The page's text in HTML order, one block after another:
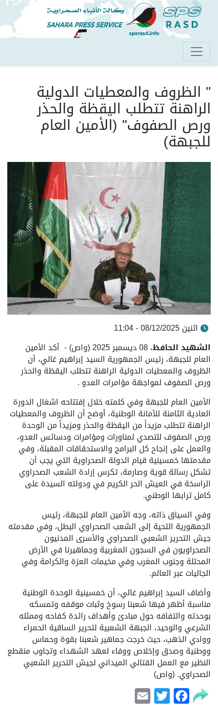
تجاوز
إلى
المحتوى
الرئيسي
" الظروف والمعطيات الدولية
الراهنة تتطلب اليقظة والحذر
ورص الصفوف" (الأمين العام
للجبهة)
اثنين 08/12/2025 - 11:04
الشهيد الحافظ
، 08 ديسمبر 2025 (واص) - أكد الأمين
العام للجبهة، رئيس الجمهورية السيد إبراهيم غالي، أن
الظروف والمعطيات الدولية الراهنة تتطلب اليقظة والحذر
ورص الصفوف لمواجهة مؤامرات العدو .
الأمين العام للجبهة وفي كلمته خلال إفتتاحه اشغال الدورة
العادية الثامنة للأمانة الوطنية، أوضح أن الظروف والمعطيات
الراهنة تتطلب مزيداً من اليقظة والحذر ومزيداً من الوحدة
ورص الصفوف للتصدي لمناورات ومؤامرات ودسائس العدو،
والعمل على إنجاح كل البرامج والاستحقاقات المقبلة، وفي
مقدمتها خمسينية قيام الدولة الصحراوية التي يجب أن
تشكل رسالة قوية وصارمة، تكرس إرادة الشعب الصحراوي
الراسخة في العيش الحر الكريم في ودولته السيدة على
كامل ترابها الوطني.
وفي السياق ذاته، وجه الأمين العام للجبهة، رئيس
الجمهورية التحية إلى الشعب الصحراوي البطل، وفي مقدمته
جيش التحرير الشعبي الصحراوي والأسرى المدنيون
الصحراويون في السجون المغربية وجماهيرنا في الأرض
المحتلة وجنوب المغرب وفي مخيمات العزة والكرامة وفي
الجاليات عبر العالم.
وأضاف السيد إبراهيم غالي، أن خمسينية الوحدة الوطنية
مناسبة أظهر فيها شعبنا رسوخ وثبات موقفه وتمسكه
بوحدته والتفافه حول مبادئ وأهداف رائدة كفاحه وممثله
الشرعي والوحيد، الجبهة الشعبية لتحرير الساقية الحمراء
ووادي الذهب، حيث خرجت جماهير شعبنا بقوة وحماس
ووطنية وصدق وإخلاص ووفاء لعهد الشهداء وتجاوب منقطع
النظير مع العمل القتالي الميداني لجيش التحرير الشعبي
الصحراوي. (واص)
Facebook
Twitter